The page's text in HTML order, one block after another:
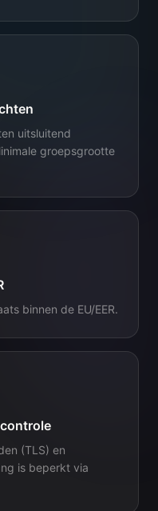
uitsluitend
groepsgrootte
binnen de EU/EER.
(TLS) en
is beperkt via